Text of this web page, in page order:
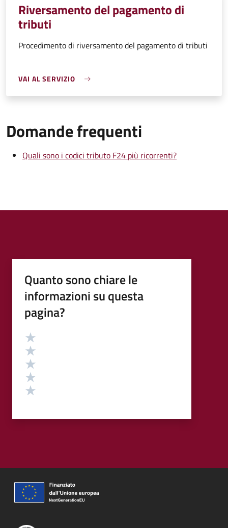
Riversamento del pagamento di
tributi
Procedimento di riversamento del pagamento di tributi
VAI AL SERVIZIO
Domande frequenti
Quali sono i codici tributo F24 più ricorrenti?
Quanto sono chiare le
informazioni su questa
pagina?
Valutazione